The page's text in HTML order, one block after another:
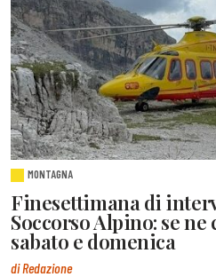
MONTAGNA
Finesettimana di
Soccorso Alpino: se ne
sabato e domenica
di Redazione